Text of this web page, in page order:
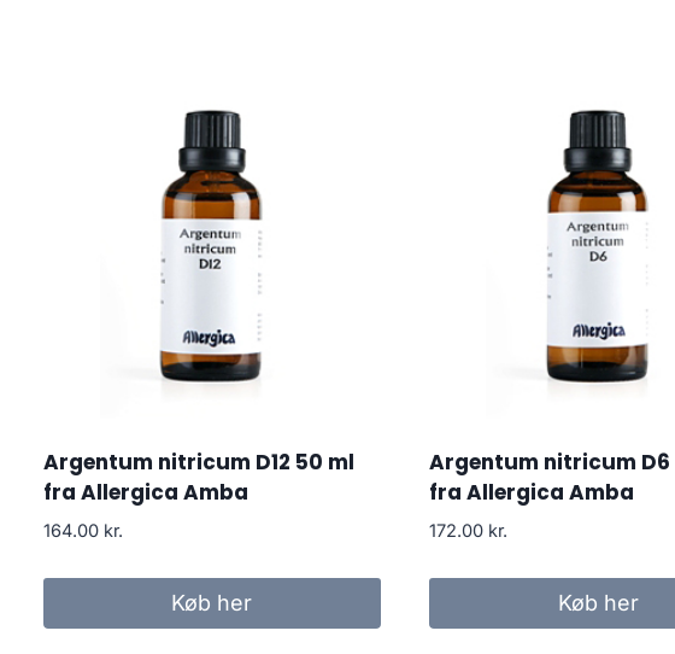
Argentum nitricum D12 50 ml
fra Allergica Amba
164.00 kr.
Køb her
Argentum nitricum D6
fra Allergica Amba
172.00 kr.
Køb her